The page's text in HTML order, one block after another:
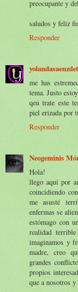
preocupante y
saludos y feliz
Responder
me has
tema. Justo
qeu trate este
piel erizada por
Responder
Neogeminis
Hola!
llego aquí por
coincidiendo
me asusté
enfermas se
estómago con
realidad
imaginamos y
madre, creo
grandes
propios
que a nosotros